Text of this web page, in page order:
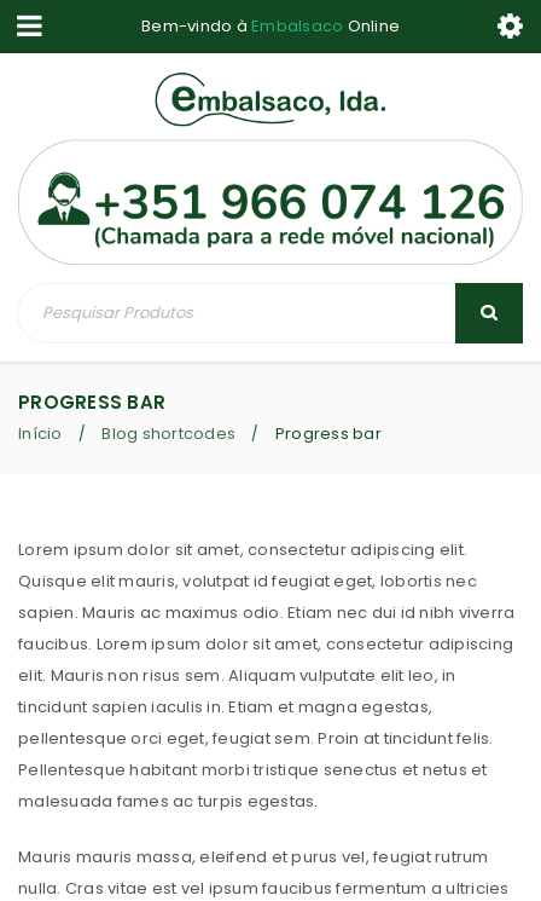
Bem-vindo à Embalsaco Online
PROGRESS BAR
Início / Blog shortcodes / Progress bar
Lorem ipsum dolor sit amet, consectetur adipiscing elit.
Quisque elit mauris, volutpat id feugiat eget, lobortis nec
sapien. Mauris ac maximus odio. Etiam nec dui id nibh viverra
faucibus. Lorem ipsum dolor sit amet, consectetur adipiscing
elit. Mauris non risus sem. Aliquam vulputate elit leo, in
tincidunt sapien iaculis in. Etiam et magna egestas,
pellentesque orci eget, feugiat sem. Proin at tincidunt felis.
Pellentesque habitant morbi tristique senectus et netus et
malesuada fames ac turpis egestas.
Mauris mauris massa, eleifend et purus vel, feugiat rutrum
nulla. Cras vitae est vel ipsum faucibus fermentum a ultricies